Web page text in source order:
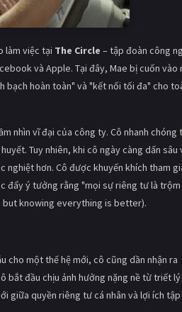
làm việc tại The Circle – tập đoàn công
và Apple. Tại đây, Mae bị cuốn vào
bạch hoàn toàn" và "kết nối tối đa" cho
nhìn vĩ đại của công ty. Cô nhanh chóng
Tuy nhiên, khi cô ngày càng dấn sâu
nghiệt hơn. Cô được khuyến khích tham
đẩy ý tưởng rằng "mọi sự riêng tư là
but knowing everything is better).
cho một thế hệ mới, cô cũng dần nhận ra
bắt đầu chịu ảnh hưởng nặng nề từ triết lý
giữa quyền riêng tư cá nhân và lợi ích tập